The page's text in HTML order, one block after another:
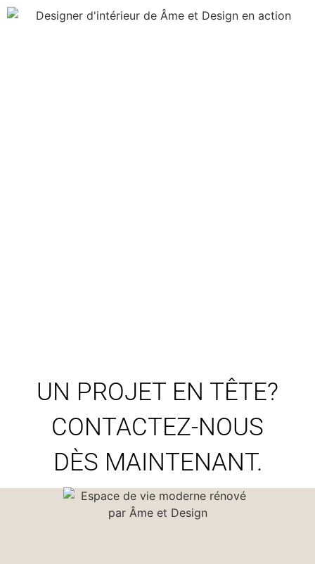
UN PROJET EN TÊTE?
CONTACTEZ-NOUS
DÈS MAINTENANT.